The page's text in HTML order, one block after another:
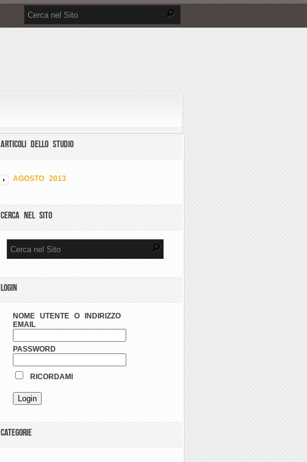
ARTICOLI DELLO STUDIO
AGOSTO 2013
CERCA NEL SITO
LOGIN
NOME UTENTE O INDIRIZZO
EMAIL
PASSWORD
RICORDAMI
CATEGORIE